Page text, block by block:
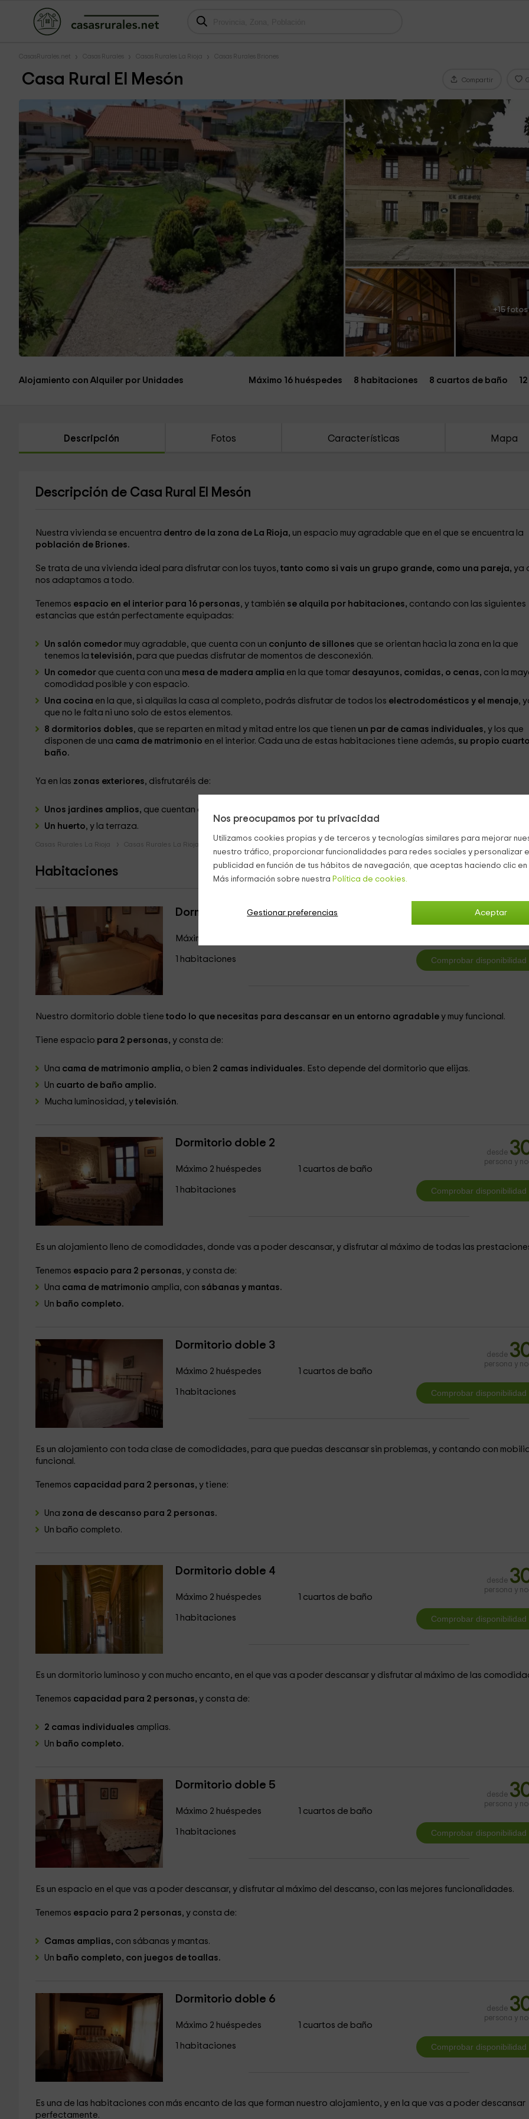
Nos preocupamos por tu privacidad
Utilizamos cookies propias y de terceros y tecnologías similares para mejorar
nuestro tráfico, proporcionar funcionalidades para redes sociales y personalizar
publicidad en función de tus hábitos de navegación, que aceptas haciendo clic
Más información sobre nuestra Política de cookies.
Aceptar
Gestionar preferencias
CasasRurales.net Casas Rurales Casas Rurales La Rioja Casas Rurales Briones
Casa Rural El Mesón Compartir
+15 fotos
Alojamiento con Alquiler por Unidades Máximo 16 huéspedes 8 habitaciones 8 cuartos de baño
Descripción Fotos Características Mapa
Descripción de Casa Rural El Mesón
Nuestra vivienda se encuentra dentro de la zona de La Rioja, un espacio muy agradable que en el que se encuentra la
población de Briones.
Se trata de una vivienda ideal para disfrutar con los tuyos, tanto como si vais un grupo grande, como una pareja, ya
nos adaptamos a todo.
Tenemos espacio en el interior para 16 personas, y también se alquila por habitaciones, contando con las siguientes
estancias que están perfectamente equipadas:
Un salón comedor muy agradable, que cuenta con un conjunto de sillones que se orientan hacia la zona en la que
tenemos la televisión, para que puedas disfrutar de momentos de desconexión.
Un comedor que cuenta con una mesa de madera amplia en la que tomar desayunos, comidas, o cenas, con la
comodidad posible y con espacio.
Una cocina en la que, si alquilas la casa al completo, podrás disfrutar de todos los electrodomésticos y el menaje,
que no le falta ni uno solo de estos elementos.
8 dormitorios dobles, que se reparten en mitad y mitad entre los que tienen un par de camas individuales, y los que
disponen de una cama de matrimonio en el interior. Cada una de estas habitaciones tiene además, su propio
baño.
Ya en las zonas exteriores, disfrutaréis de:
Unos jardines amplios, que cuentan con
Un huerto, y la terraza.
Casas Rurales La Rioja Casas Rurales La Rioja
Habitaciones
Dormitorio doble 1
Máximo 2 huéspedes
1 habitaciones
Nuestro dormitorio doble tiene todo lo que necesitas para descansar en un entorno agradable y muy funcional.
Tiene espacio para 2 personas, y consta de:
Una cama de matrimonio amplia, o bien 2 camas individuales. Esto depende del dormitorio que elijas.
Un cuarto de baño amplio.
Mucha luminosidad, y televisión.
Dormitorio doble 2
Máximo 2 huéspedes
1 habitaciones
1 cuartos de baño
desde
persona y
Es un alojamiento lleno de comodidades, donde vas a poder descansar, y disfrutar al máximo de todas las
Tenemos espacio para 2 personas, y consta de:
Una cama de matrimonio amplia, con sábanas y mantas.
Un baño completo.
Dormitorio doble 3
Máximo 2 huéspedes
1 habitaciones
1 cuartos de baño
desde
persona y
Es un alojamiento con toda clase de comodidades, para que puedas descansar sin problemas, y contando con
funcional.
Tenemos capacidad para 2 personas, y tiene:
Una zona de descanso para 2 personas.
Un baño completo.
Dormitorio doble 4
Máximo 2 huéspedes
1 habitaciones
1 cuartos de baño
desde
persona y
Es un dormitorio luminoso y con mucho encanto, en el que vas a poder descansar y disfrutar al máximo de las
Tenemos capacidad para 2 personas, y consta de:
2 camas individuales amplias.
Un baño completo.
Dormitorio doble 5
Máximo 2 huéspedes
1 habitaciones
1 cuartos de baño
desde
persona y
Es un espacio en el que vas a poder descansar, y disfrutar al máximo del descanso, con las mejores funcionalidades.
Tenemos espacio para 2 personas, y consta de:
Camas amplias, con sábanas y mantas.
Un baño completo, con juegos de toallas.
Dormitorio doble 6
Máximo 2 huéspedes
1 habitaciones
1 cuartos de baño
desde
persona y
Es una de las habitaciones con más encanto de las que forman nuestro alojamiento, y en la que vas a poder descansar
perfectamente.